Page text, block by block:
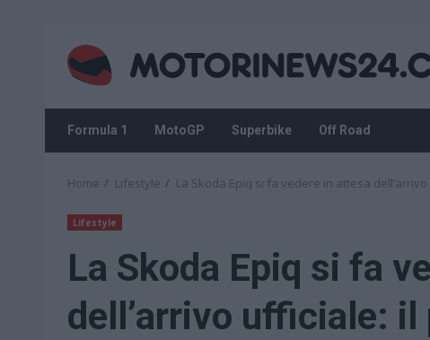
content
Formula 1 MotoGP Superbike Off Road
Home Lifestyle La Skoda Epiq si fa vedere in attesa
Lifestyle
La Skoda Epiq si fa
dell’arrivo ufficiale: